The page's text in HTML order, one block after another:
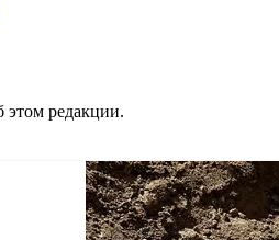
этом редакции.